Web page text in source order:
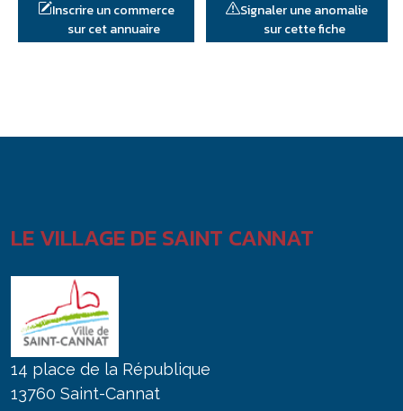
Inscrire un commerce
sur cet annuaire
Signaler une anomalie
sur cette fiche
LE VILLAGE DE SAINT CANNAT
14 place de la République
13760 Saint-Cannat